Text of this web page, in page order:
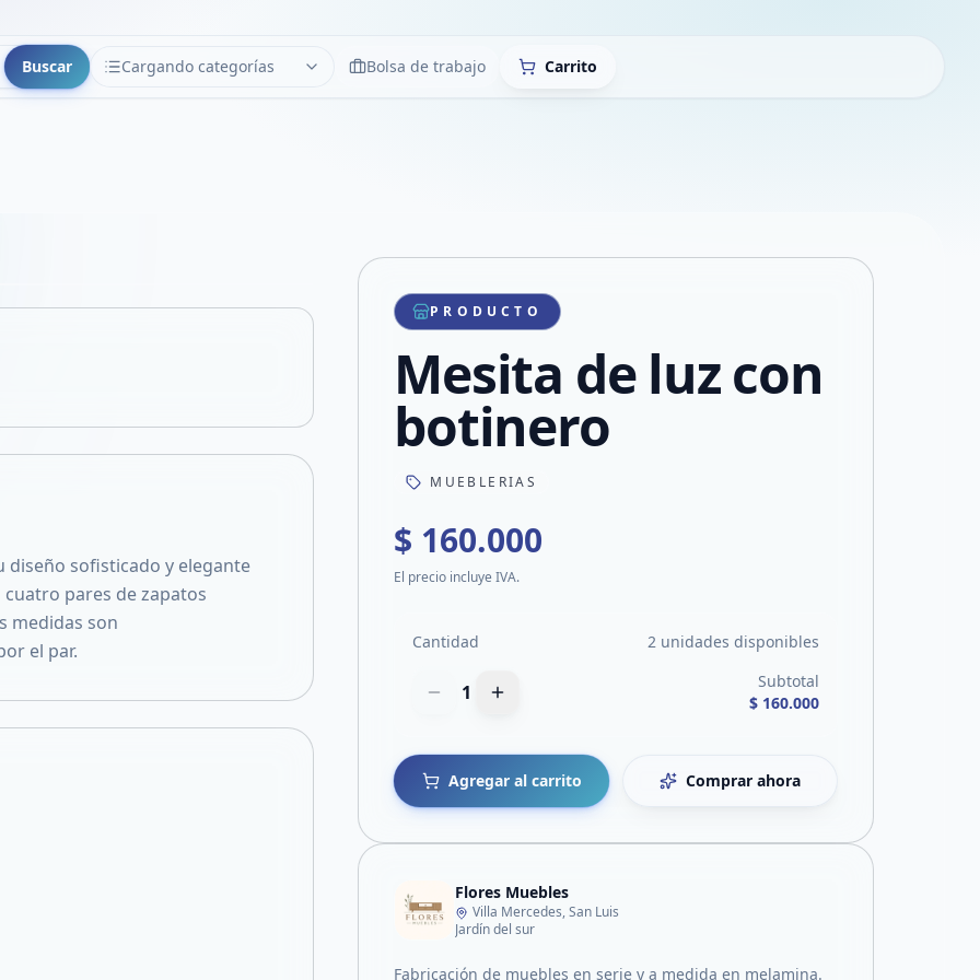
Buscar Cargando categorías
CATEGORÍAS LimpiarBolsa de trabajo Carrito
Compartir producto
Compartir por WhatsApp
Compartir por mail
Compartir en Facebook
Compartir en X
diseño sofisticado y elegante
pares de zapatos
medidas son
el par.
PRODUCTO
Mesita de luz con
botinero
MUEBLERIAS
$ 160.000
El precio incluye IVA.
Cantidad 2 unidades disponibles
1
Subtotal
$ 160.000
Agregar al carrito Comprar ahora
Flores Muebles
Villa Mercedes, San Luis
Jardín del sur
Fabricación de muebles en serie y a medida en melamina.